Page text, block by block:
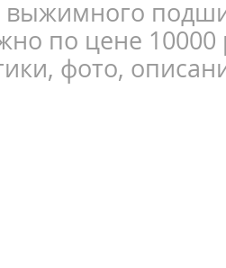
выжимного
по цене 10000
фото,